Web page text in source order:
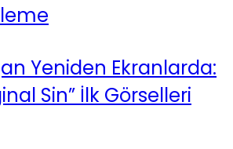
Yeniden Ekranlarda:
Sin” İlk Görselleri